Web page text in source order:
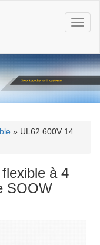
T
o
g
l
n
a
» UL62 600V 14
à 4
SOOW